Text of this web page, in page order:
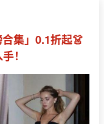
集」0.1折起👗
！